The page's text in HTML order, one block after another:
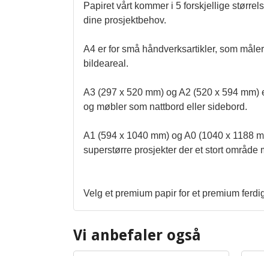
Papiret vårt kommer i 5 forskjellige
dine prosjektbehov.
A4 er for små håndverksartikler, som
bildeareal.
A3 (297 x 520 mm) og A2 (520 x 594 mm)
og møbler som nattbord eller sidebord.
A1 (594 x 1040 mm) og A0 (1040 x 1188
superstørre prosjekter der et stort område
Velg et premium papir for et premium
Vi anbefaler også